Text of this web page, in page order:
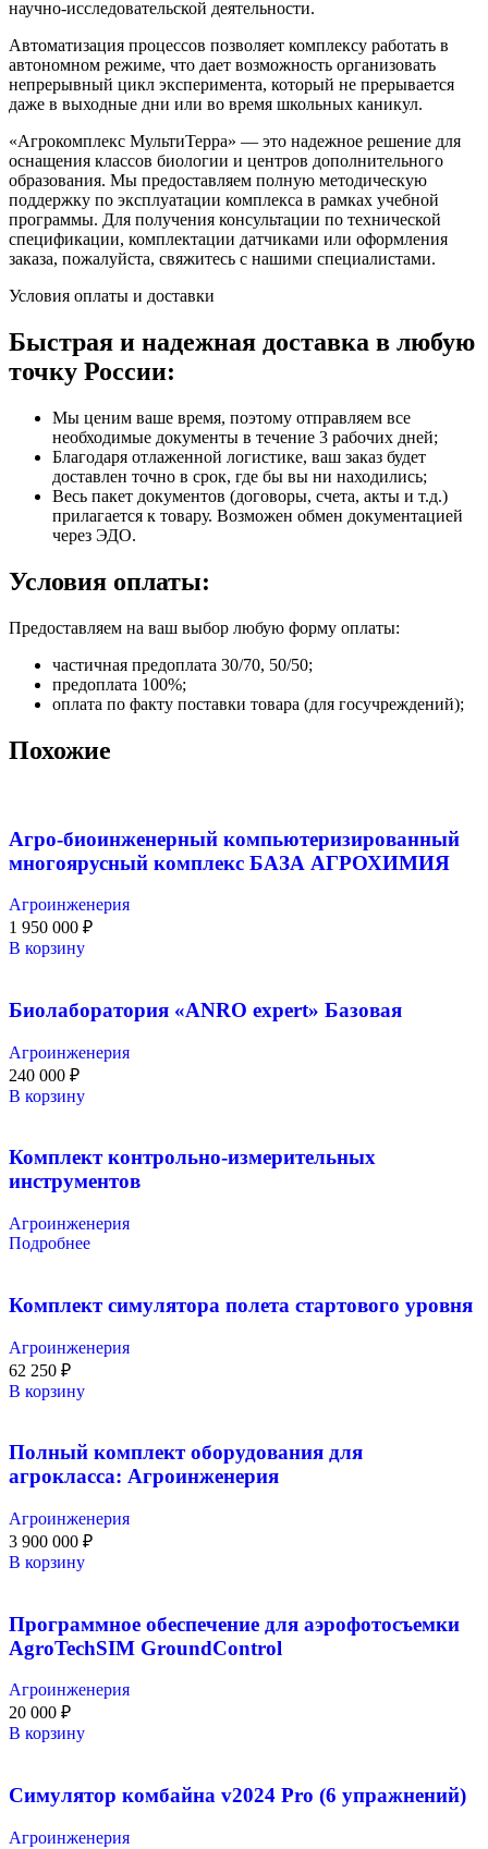
научно-исследовательской деятельности.
Автоматизация процессов позволяет комплексу работать в
автономном режиме, что дает возможность организовать
непрерывный цикл эксперимента, который не прерывается
даже в выходные дни или во время школьных каникул.
«Агрокомплекс МультиТерра» — это надежное решение для
оснащения классов биологии и центров дополнительного
образования. Мы предоставляем полную методическую
поддержку по эксплуатации комплекса в рамках учебной
программы. Для получения консультации по технической
спецификации, комплектации датчиками или оформления
заказа, пожалуйста, свяжитесь с нашими специалистами.
Условия оплаты и доставки
Быстрая и надежная доставка в любую
точку России:
Мы ценим ваше время, поэтому отправляем все
необходимые документы в течение 3 рабочих дней;
Благодаря отлаженной логистике, ваш заказ будет
доставлен точно в срок, где бы вы ни находились;
Весь пакет документов (договоры, счета, акты и т.д.)
прилагается к товару. Возможен обмен документацией
через ЭДО.
Условия оплаты:
Предоставляем на ваш выбор любую форму оплаты:
частичная предоплата 30/70, 50/50;
предоплата 100%;
оплата по факту поставки товара (для госучреждений);
Похожие
Агро-биоинженерный компьютеризированный
многоярусный комплекс БАЗА АГРОХИМИЯ
Агроинженерия
1 950 000 ₽
В корзину
Биолаборатория «ANRO expert» Базовая
Агроинженерия
240 000 ₽
В корзину
Комплект контрольно-измерительных
инструментов
Агроинженерия
Подробнее
Комплект симулятора полета стартового уровня
Агроинженерия
62 250 ₽
В корзину
Полный комплект оборудования для
агрокласса: Агроинженерия
Агроинженерия
3 900 000 ₽
В корзину
Программное обеспечение для аэрофотосъемки
AgroTechSIM GroundControl
Агроинженерия
20 000 ₽
В корзину
Симулятор комбайна v2024 Pro (6 упражнений)
Агроинженерия